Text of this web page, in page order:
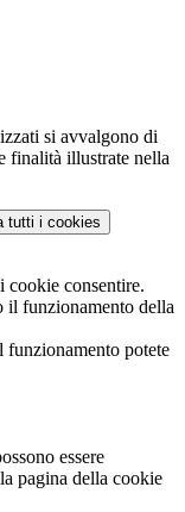
si avvalgono di
finalità illustrate nella
tutti i cookies
cookie consentire.
il funzionamento della
funzionamento potete
essere
pagina della cookie